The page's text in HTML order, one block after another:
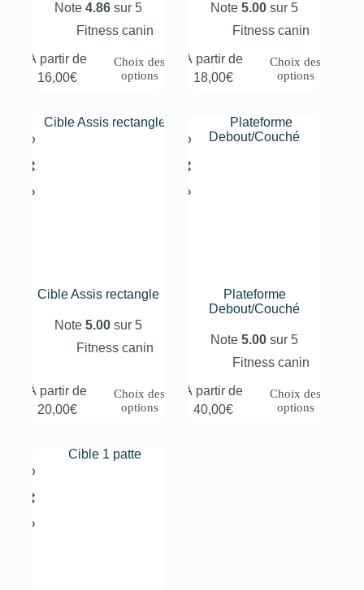
Note4.86 sur 5
Fitness canin
À partir de
16,00€
Choix des
options
Note5.00 sur 5
Fitness canin
À partir de
18,00€
Choix des
options
Cible Assis rectangle
Note5.00 sur 5
Fitness canin
À partir de
20,00€
Choix des
options
Plateforme
Debout/Couché
Note5.00 sur 5
Fitness canin
À partir de
40,00€
Choix des
options